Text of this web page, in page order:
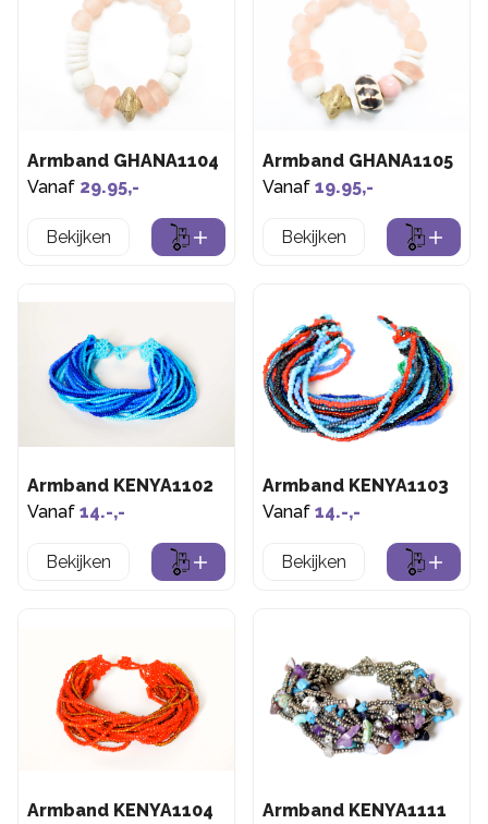
Armband GHANA1104
Vanaf 29.95,-
Bekijken
Armband GHANA1105
Vanaf 19.95,-
Bekijken
Armband KENYA1102
Vanaf 14.-,-
Bekijken
Armband KENYA1103
Vanaf 14.-,-
Bekijken
Armband KENYA1104
Armband KENYA1111